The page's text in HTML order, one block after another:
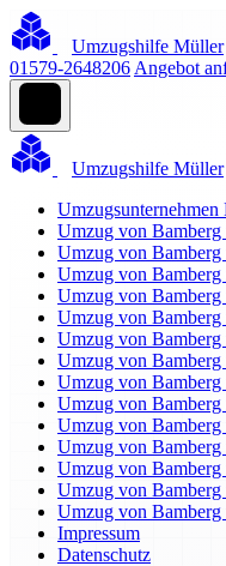
Umzugshilfe Müller
01579-2648206 Angebot
Umzugshilfe Müller
Umzugsunternehmen
Umzug von Bamberg
Umzug von Bamberg
Umzug von Bamberg
Umzug von
Umzug von
Umzug von Bamberg
Umzug von Bamberg
Umzug von
Umzug von Bamberg
Umzug von Bamberg
Umzug von Bamberg
Umzug von Bamberg
Umzug von
Umzug von Bamberg
Impressum
Datenschutz